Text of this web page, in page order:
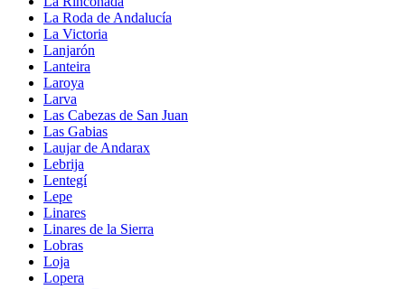
La Roda de Andalucía
La Victoria
Lanjarón
Lanteira
Laroya
Larva
Las Cabezas de San Juan
Las Gabias
Laujar de Andarax
Lebrija
Lentegí
Lepe
Linares
Linares de la Sierra
Lobras
Loja
Lopera